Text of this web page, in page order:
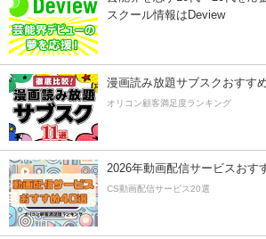
スクール情報はDeview
漫画読み放題サブスクおすす
オリコン顧客満足度ランキング
2026年動画配信サービスおす
CS動画配信サービス20選